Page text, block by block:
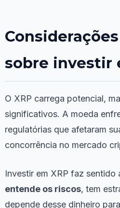
sobre investir
O XRP carrega potencial,
significativos. A moeda
regulatórias que afetaram
concorrência no mercado
Investir em XRP faz sentido
entende os riscos, tem
depende desse dinheiro